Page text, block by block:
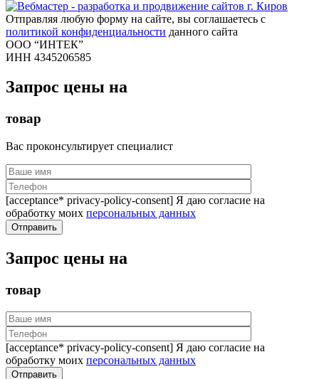
Отправляя любую форму на сайте, вы соглашаетесь с
политикой конфиденциальности данного сайта
ООО “ИНТЕК”
ИНН 4345206585
Запрос цены на
товар
Вас проконсультирует специалист
[acceptance* privacy-policy-consent] Я даю согласие на
обработку моих персональных данных
Запрос цены на
товар
[acceptance* privacy-policy-consent] Я даю согласие на
обработку моих персональных данных